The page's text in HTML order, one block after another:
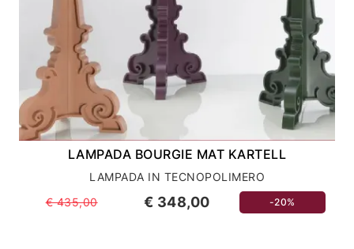
LAMPADA BOURGIE MAT KARTELL
LAMPADA IN TECNOPOLIMERO
€ 435,00
€ 348,00 -20%